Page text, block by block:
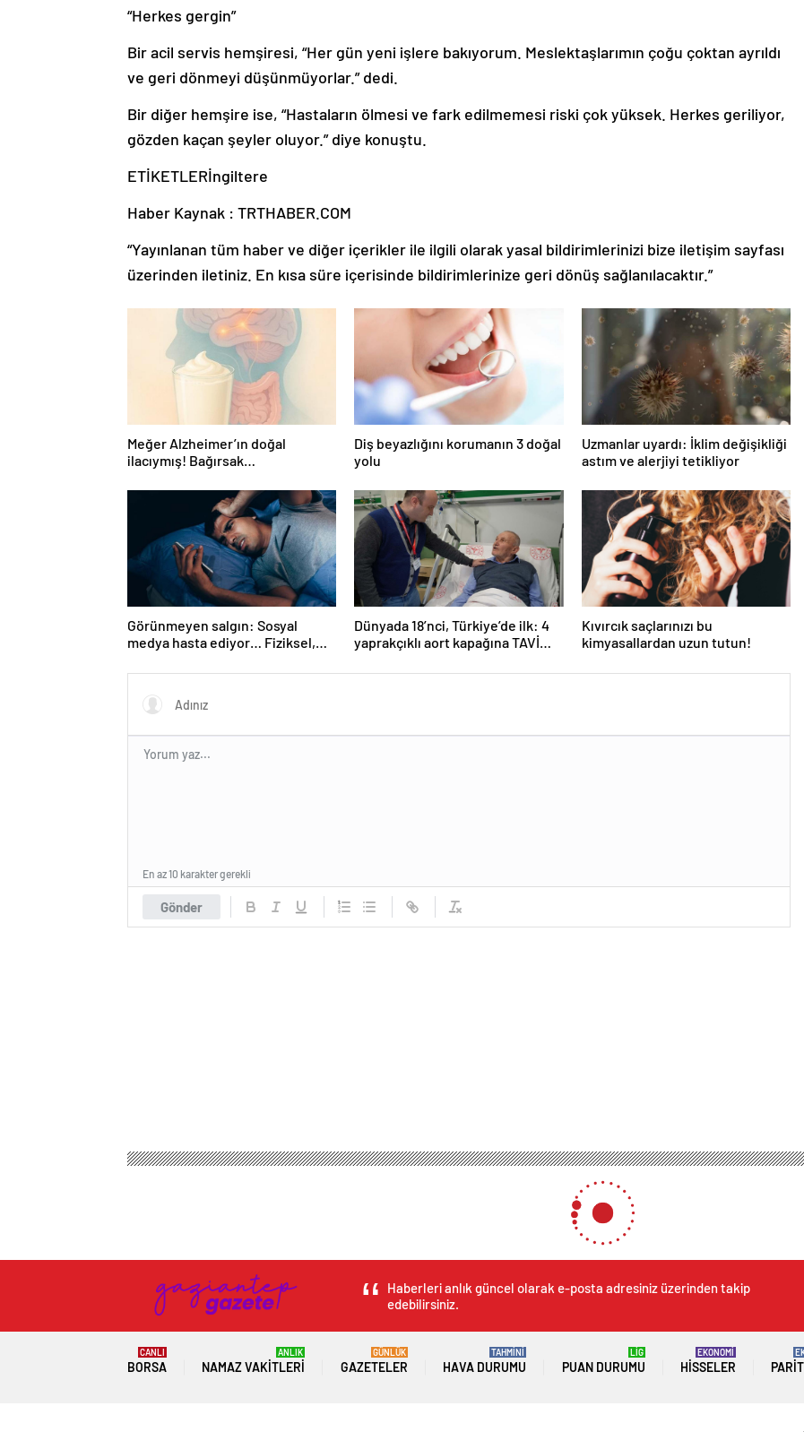
“Herkes gergin”
Bir acil servis hemşiresi, “Her gün yeni işlere bakıyorum. Meslektaşlarımın çoğu çoktan ayrıldı
ve geri dönmeyi düşünmüyorlar.” dedi.
Bir diğer hemşire ise, “Hastaların ölmesi ve fark edilmemesi riski çok yüksek. Herkes geriliyor,
gözden kaçan şeyler oluyor.” diye konuştu.
ETİKETLERİngiltere
Haber Kaynak : TRTHABER.COM
“Yayınlanan tüm haber ve diğer içerikler ile ilgili olarak yasal bildirimlerinizi bize iletişim sayfası
üzerinden iletiniz. En kısa süre içerisinde bildirimlerinize geri dönüş sağlanılacaktır.”
Meğer Alzheimer’ın doğal
ilacıymış! Bağırsak
Diş beyazlığını korumanın 3 doğal
yolu
Uzmanlar uyardı: İklim değişikliği
astım ve alerjiyi tetikliyor
Görünmeyen salgın: Sosyal
medya hasta ediyor… Fiziksel,
inanamayacaksınız
Dünyada 18’nci, Türkiye’de ilk: 4
yaprakçıklı aort kapağına TAVİ
Kıvırcık saçlarınızı bu
kimyasallardan uzun tutun!
Gönder
En az 10 karakter gerekli
Haberleri anlık güncel olarak e-posta adresiniz üzerinden takip
edebilirsiniz.
BORSA
CANLI
NAMAZ VAKITLERI
ANLIK
GAZETELER
GÜNLÜK
HAVA DURUMU
TAHMİNİ
PUAN DURUMU
LİG
HISSELER
EKONOMİ